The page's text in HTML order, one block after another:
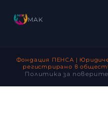
MAK
Фондация ПЕНСА |
регистрирано в
Политика за